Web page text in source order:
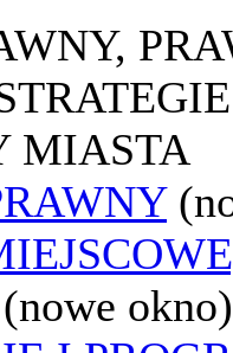
MIASTA
(nowe okno)